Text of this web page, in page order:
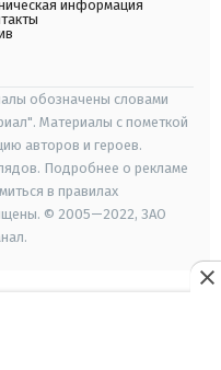
информация
обозначены словами
Материалы с пометкой
авторов и героев.
Подробнее о рекламе
в правилах
© 2005—2022, ЗАО